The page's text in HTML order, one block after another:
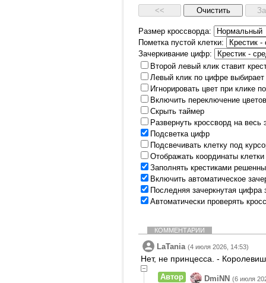
Размер кроссворда:
Пометка пустой клетки:
Зачеркивание цифр:
Второй левый клик ставит
Левый клик по цифре выбирает
Игнорировать цвет при клике
Включить переключение
Скрыть таймер
Развернуть кроссворд на
Подсветка цифр
Подсвечивать клетку под
Отображать координаты
Заполнять крестиками
Включить автоматическое
Последняя зачеркнутая цифра
Автоматически проверять
КОММЕНТАРИИ
LaTania (4 июля 2026, 14:53)
Нет, не принцесса. -
Автор DmiNN (6 июля